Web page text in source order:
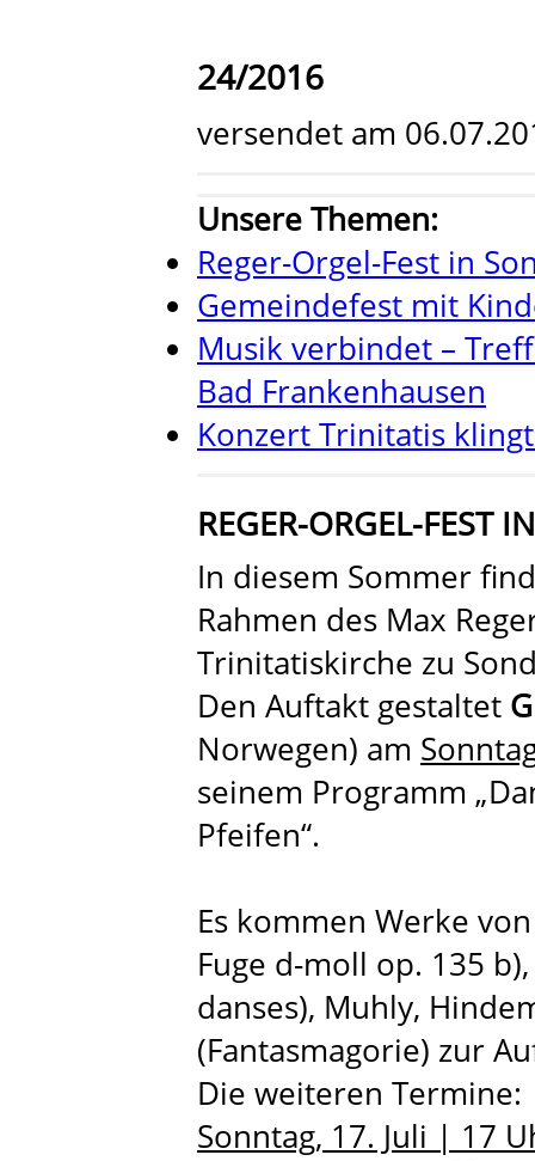
24/2016
versendet am
Unsere Themen:
Reger-Orgel-Fest in
Gemeindefest mit
Musik verbindet –
Bad Frankenhausen
Konzert Trinitatis
REGER-ORGEL-FEST
In diesem Sommer
Rahmen des Max
Trinitatiskirche zu
Den Auftakt gestaltet
Norwegen) am
seinem Programm
Pfeifen“.
Es kommen Werke
Fuge d-moll op. 135
danses), Muhly,
(Fantasmagorie) zur
Die weiteren Termine:
Sonntag, 17. Juli | 17